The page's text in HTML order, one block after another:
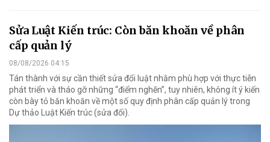
Sửa Luật Kiến trúc: Còn băn khoăn về phân
cấp quản lý
08/08/2026 04:15
Tán thành với sự cần thiết sửa đổi luật nhằm phù hợp với thực tiễn
phát triển và tháo gỡ những “điểm nghẽn”, tuy nhiên, không ít ý kiến
còn bày tỏ băn khoăn về một số quy định phân cấp quản lý trong
Dự thảo Luật Kiến trúc (sửa đổi).